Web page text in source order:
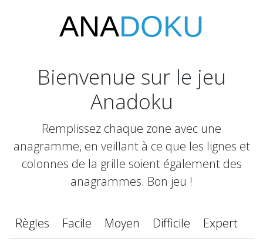
ANADOKU
Bienvenue sur le jeu
Anadoku
Remplissez chaque zone avec une
anagramme, en veillant à ce que les lignes et
colonnes de la grille soient également des
anagrammes. Bon jeu !
Règles Facile Moyen Difficile Expert